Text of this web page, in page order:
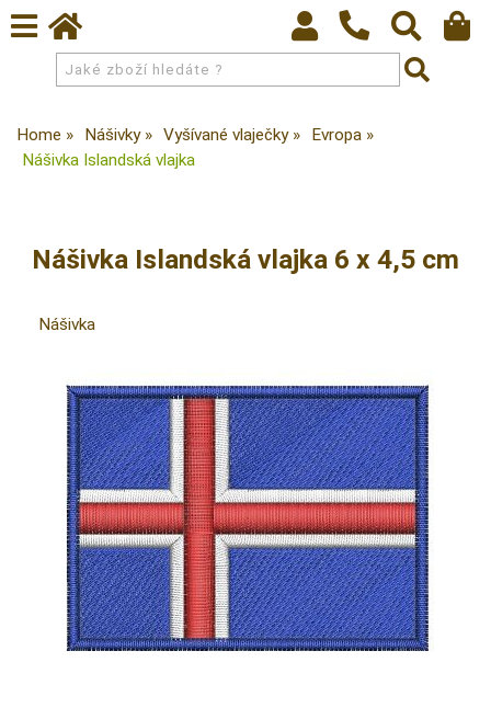
Home Nášivky Vyšívané vlaječky
Evropa
Nášivka Islandská vlajka
Nášivka Islandská vlajka 6 x 4,5 cm
Nášivka